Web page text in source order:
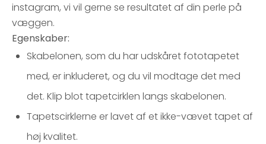
instagram, vi vil gerne se resultatet af din perle på
væggen.
Egenskaber:
Skabelonen, som du har udskåret fototapetet
med, er inkluderet, og du vil modtage det med
det. Klip blot tapetcirklen langs skabelonen.
Tapetscirklerne er lavet af et ikke-vævet tapet af
høj kvalitet.